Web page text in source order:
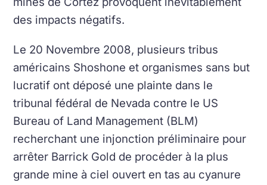
des impacts négatifs.
Le 20 Novembre 2008, plusieurs tribus
américains Shoshone et organismes sans but
lucratif ont déposé une plainte dans le
tribunal fédéral de Nevada contre le US
Bureau of Land Management (BLM)
recherchant une injonction préliminaire pour
arrêter Barrick Gold de procéder à la plus
grande mine à ciel ouvert en tas au cyanure